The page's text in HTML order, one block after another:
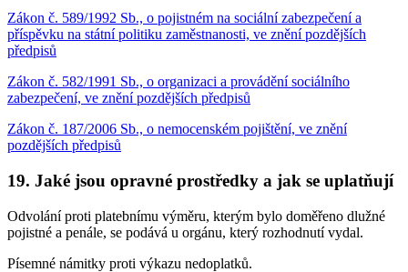
Zákon č. 589/1992 Sb., o pojistném na sociální zabezpečení a
příspěvku na státní politiku zaměstnanosti, ve znění pozdějších
předpisů
Zákon č. 582/1991 Sb., o organizaci a provádění sociálního
zabezpečení, ve znění pozdějších předpisů
Zákon č. 187/2006 Sb., o nemocenském pojištění, ve znění
pozdějších předpisů
19. Jaké jsou opravné prostředky a jak se uplatňují
Odvolání proti platebnímu výměru, kterým bylo doměřeno dlužné
pojistné a penále, se podává u orgánu, který rozhodnutí vydal.
Písemné námitky proti výkazu nedoplatků.